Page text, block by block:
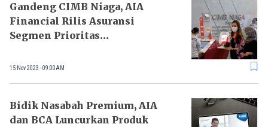
Gandeng CIMB Niaga, AIA
Financial Rilis Asuransi
Segmen Prioritas
Miliar
15 Nov 2023 - 09:00AM
Bidik Nasabah Premium, AIA
dan BCA Luncurkan Produk